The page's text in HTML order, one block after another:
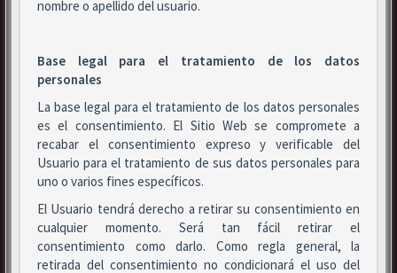
nombre o apellido del usuario.
Base legal para el tratamiento de los datos
personales
La base legal para el tratamiento de los datos personales
es el consentimiento. El Sitio Web se compromete a
recabar el consentimiento expreso y verificable del
Usuario para el tratamiento de sus datos personales para
uno o varios fines específicos.
El Usuario tendrá derecho a retirar su consentimiento en
cualquier momento. Será tan fácil retirar el
consentimiento como darlo. Como regla general, la
retirada del consentimiento no condicionará el uso del